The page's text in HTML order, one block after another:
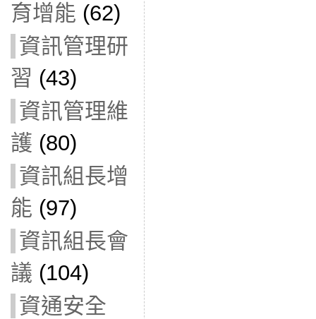
育增能 (62)
資訊管理研
習 (43)
資訊管理維
護 (80)
資訊組長增
能 (97)
資訊組長會
議 (104)
資通安全